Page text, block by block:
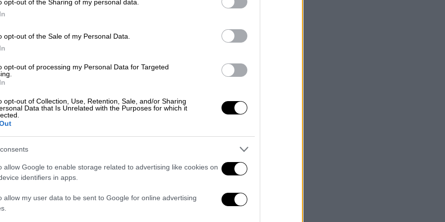
opt-out of the Sharing of my personal data.
opt-out of the Sale of my Personal Data.
opt-out of processing my Personal Data for Targeted
opt-out of Collection, Use, Retention, Sale, and/or Sharing
Data that Is Unrelated with the Purposes for which it
allow Google to enable storage related to advertising like cookies on
identifiers in apps.
allow my user data to be sent to Google for online advertising
NBA: Οι Λέικερς γκρέμισαν απ' τον
θρόνο τους Γουόριορς και παίζουν
Ιστορική επίδοση από Μαϊάμι Χιτ
απερχόμενων πρωταθλητών
Γουόριορς και πάνε στους τελικούς
Ρεκόρ προσέλευσης στην ιστορία
πάρτι των Σπερς στο θρυλικό